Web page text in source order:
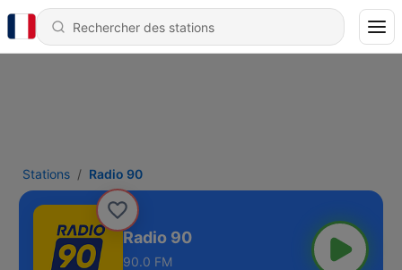
Stations Radio 90
Radio 90
90.0 FM